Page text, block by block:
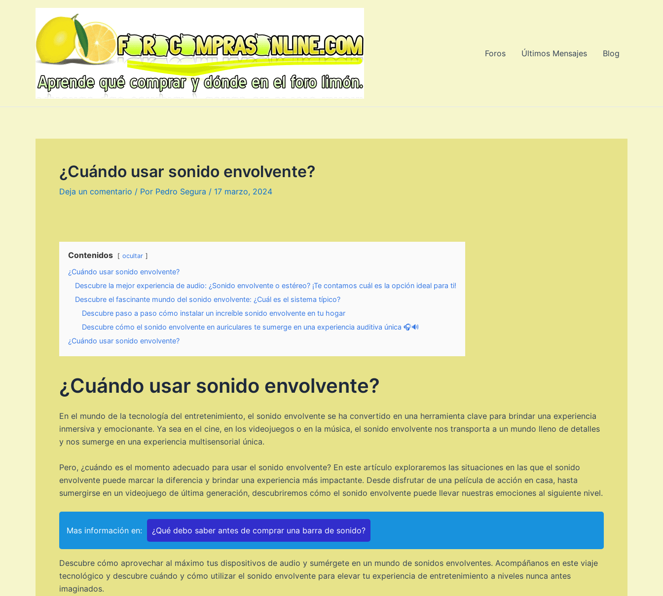
Foros Últimos Mensajes Blog
¿Cuándo usar sonido envolvente?
Deja un comentario / Por Pedro Segura / 17 marzo, 2024
Contenidos ocultar
¿Cuándo usar sonido envolvente?
Descubre la mejor experiencia de audio: ¿Sonido envolvente o estéreo? ¡Te contamos cuál es la opción ideal para ti!
Descubre el fascinante mundo del sonido envolvente: ¿Cuál es el sistema típico?
Descubre paso a paso cómo instalar un increíble sonido envolvente en tu hogar
Descubre cómo el sonido envolvente en auriculares te sumerge en una experiencia auditiva única 🎧🔊
¿Cuándo usar sonido envolvente?
¿Cuándo usar sonido envolvente?
En el mundo de la tecnología del entretenimiento, el sonido envolvente se ha convertido en una herramienta clave para brindar una experiencia
inmersiva y emocionante. Ya sea en el cine, en los videojuegos o en la música, el sonido envolvente nos transporta a un mundo lleno de detalles
y nos sumerge en una experiencia multisensorial única.
Pero, ¿cuándo es el momento adecuado para usar el sonido envolvente? En este artículo exploraremos las situaciones en las que el sonido
envolvente puede marcar la diferencia y brindar una experiencia más impactante. Desde disfrutar de una película de acción en casa, hasta
sumergirse en un videojuego de última generación, descubriremos cómo el sonido envolvente puede llevar nuestras emociones al siguiente nivel.
Mas información en: ¿Qué debo saber antes de comprar una barra de sonido?
Descubre cómo aprovechar al máximo tus dispositivos de audio y sumérgete en un mundo de sonidos envolventes. Acompáñanos en este viaje
tecnológico y descubre cuándo y cómo utilizar el sonido envolvente para elevar tu experiencia de entretenimiento a niveles nunca antes
imaginados.